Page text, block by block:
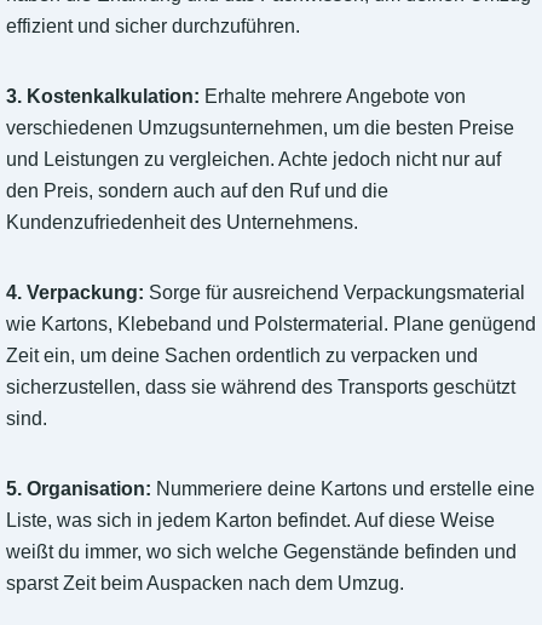
effizient und sicher durchzuführen.
3. Kostenkalkulation: Erhalte mehrere Angebote von
verschiedenen Umzugsunternehmen, um die besten Preise
und Leistungen zu vergleichen. Achte jedoch nicht nur auf
den Preis, sondern auch auf den Ruf und die
Kundenzufriedenheit des Unternehmens.
4. Verpackung: Sorge für ausreichend Verpackungsmaterial
wie Kartons, Klebeband und Polstermaterial. Plane genügend
Zeit ein, um deine Sachen ordentlich zu verpacken und
sicherzustellen, dass sie während des Transports geschützt
sind.
5. Organisation: Nummeriere deine Kartons und erstelle eine
Liste, was sich in jedem Karton befindet. Auf diese Weise
weißt du immer, wo sich welche Gegenstände befinden und
sparst Zeit beim Auspacken nach dem Umzug.